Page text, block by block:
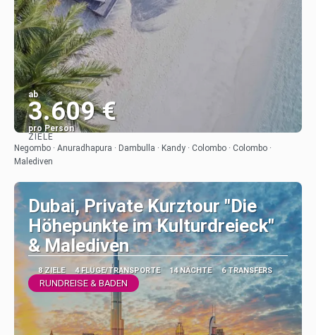
ab
3.609 €
pro Person
Sehen
ZIELE
Negombo · Anuradhapura · Dambulla · Kandy · Colombo · Colombo ·
Malediven
Dubai, Private Kurztour "Die
Höhepunkte im Kulturdreieck"
& Malediven
8 ZIELE 4 FLÜGE/TRANSPORTE 14 NÄCHTE 6 TRANSFERS
RUNDREISE & BADEN